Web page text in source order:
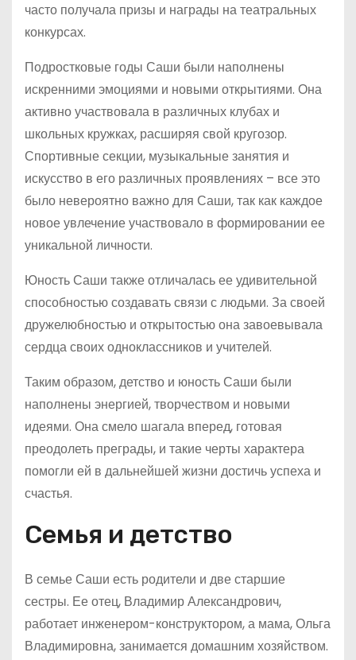
часто получала призы и награды на театральных
конкурсах.
Подростковые годы Саши были наполнены
искренними эмоциями и новыми открытиями. Она
активно участвовала в различных клубах и
школьных кружках, расширяя свой кругозор.
Спортивные секции, музыкальные занятия и
искусство в его различных проявлениях – все это
было невероятно важно для Саши, так как каждое
новое увлечение участвовало в формировании ее
уникальной личности.
Юность Саши также отличалась ее удивительной
способностью создавать связи с людьми. За своей
дружелюбностью и открытостью она завоевывала
сердца своих одноклассников и учителей.
Таким образом, детство и юность Саши были
наполнены энергией, творчеством и новыми
идеями. Она смело шагала вперед, готовая
преодолеть преграды, и такие черты характера
помогли ей в дальнейшей жизни достичь успеха и
счастья.
Семья и детство
В семье Саши есть родители и две старшие
сестры. Ее отец, Владимир Александрович,
работает инженером-конструктором, а мама, Ольга
Владимировна, занимается домашним хозяйством.